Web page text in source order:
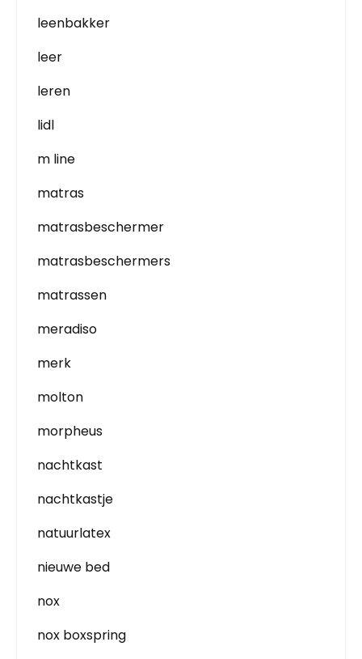
leenbakker
leer
leren
lidl
m line
matras
matrasbeschermer
matrasbeschermers
matrassen
meradiso
merk
molton
morpheus
nachtkast
nachtkastje
natuurlatex
nieuwe bed
nox
nox boxspring